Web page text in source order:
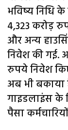
भविष्य निधि
4,323 करोड़
और अन्य
निवेश की गई.
रुपये निवेश
अब भी बकाया
गाइडलाइंस के
पैसा